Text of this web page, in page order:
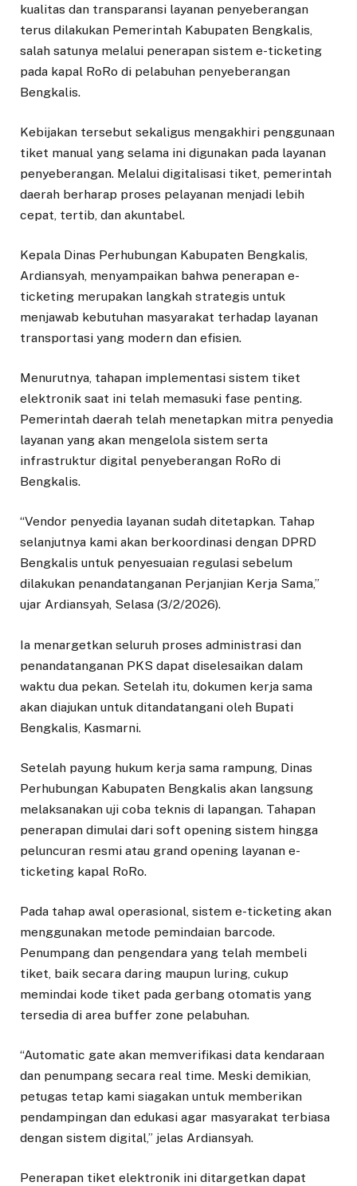
kualitas dan transparansi layanan penyeberangan
terus dilakukan Pemerintah Kabupaten Bengkalis,
salah satunya melalui penerapan sistem e-ticketing
pada kapal RoRo di pelabuhan penyeberangan
Bengkalis.
Kebijakan tersebut sekaligus mengakhiri penggunaan
tiket manual yang selama ini digunakan pada layanan
penyeberangan. Melalui digitalisasi tiket, pemerintah
daerah berharap proses pelayanan menjadi lebih
cepat, tertib, dan akuntabel.
Kepala Dinas Perhubungan Kabupaten Bengkalis,
Ardiansyah, menyampaikan bahwa penerapan e-
ticketing merupakan langkah strategis untuk
menjawab kebutuhan masyarakat terhadap layanan
transportasi yang modern dan efisien.
Menurutnya, tahapan implementasi sistem tiket
elektronik saat ini telah memasuki fase penting.
Pemerintah daerah telah menetapkan mitra penyedia
layanan yang akan mengelola sistem serta
infrastruktur digital penyeberangan RoRo di
Bengkalis.
“Vendor penyedia layanan sudah ditetapkan. Tahap
selanjutnya kami akan berkoordinasi dengan DPRD
Bengkalis untuk penyesuaian regulasi sebelum
dilakukan penandatanganan Perjanjian Kerja Sama,”
ujar Ardiansyah, Selasa (3/2/2026).
Ia menargetkan seluruh proses administrasi dan
penandatanganan PKS dapat diselesaikan dalam
waktu dua pekan. Setelah itu, dokumen kerja sama
akan diajukan untuk ditandatangani oleh Bupati
Bengkalis, Kasmarni.
Setelah payung hukum kerja sama rampung, Dinas
Perhubungan Kabupaten Bengkalis akan langsung
melaksanakan uji coba teknis di lapangan. Tahapan
penerapan dimulai dari soft opening sistem hingga
peluncuran resmi atau grand opening layanan e-
ticketing kapal RoRo.
Pada tahap awal operasional, sistem e-ticketing akan
menggunakan metode pemindaian barcode.
Penumpang dan pengendara yang telah membeli
tiket, baik secara daring maupun luring, cukup
memindai kode tiket pada gerbang otomatis yang
tersedia di area buffer zone pelabuhan.
“Automatic gate akan memverifikasi data kendaraan
dan penumpang secara real time. Meski demikian,
petugas tetap kami siagakan untuk memberikan
pendampingan dan edukasi agar masyarakat terbiasa
dengan sistem digital,” jelas Ardiansyah.
Penerapan tiket elektronik ini ditargetkan dapat